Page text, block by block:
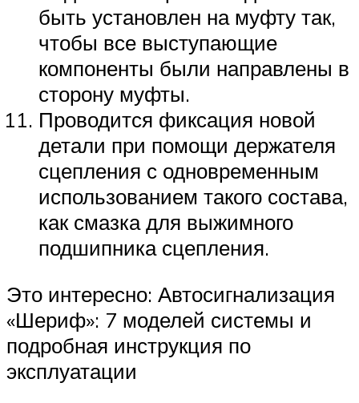
быть установлен на муфту так,
чтобы все выступающие
компоненты были направлены в
сторону муфты.
Проводится фиксация новой
детали при помощи держателя
сцепления с одновременным
использованием такого состава,
как смазка для выжимного
подшипника сцепления.
Это интересно: Автосигнализация
«Шериф»: 7 моделей системы и
подробная инструкция по
эксплуатации